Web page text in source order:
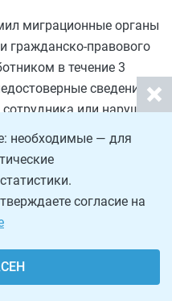
миграционные органы
гражданско-правового
в течение 3
сведения
или нарушил
как
в соответствии с
ответственности:
до 5000 руб.;
кадровик) — штраф
необходимые — для
согласие на